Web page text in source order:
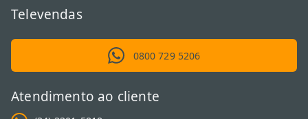
Televendas
0800 729 5206
Atendimento ao cliente